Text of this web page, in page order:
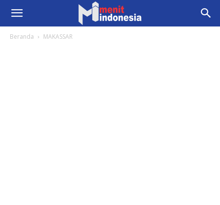
Beranda MAKASSAR